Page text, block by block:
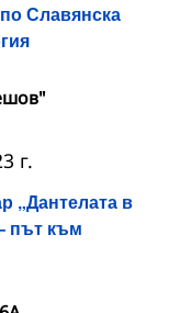
Славянска
„Дантелата в
път към
г.